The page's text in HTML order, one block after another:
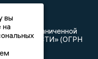
| СИ
с ограниченной
НОВОСТИ» (ОГРН
вы
на